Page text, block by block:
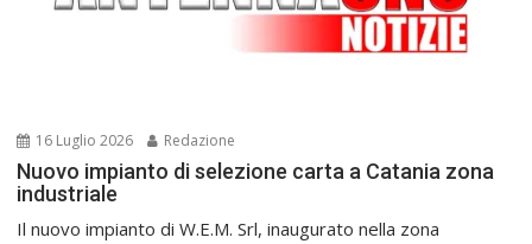
16 Luglio 2026 Redazione
Nuovo impianto di selezione carta a Catania zona
industriale
Il nuovo impianto di W.E.M. Srl, inaugurato nella zona